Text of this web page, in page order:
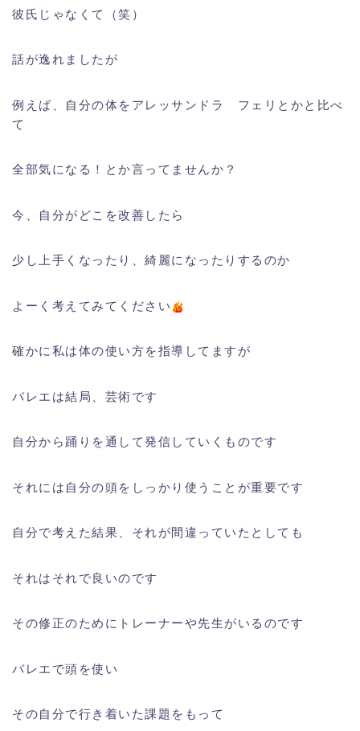
彼氏じゃなくて（笑）
話が逸れましたが
例えば、自分の体をアレッサンドラ フェリとかと比べ
て
全部気になる！とか言ってませんか？
今、自分がどこを改善したら
少し上手くなったり、綺麗になったりするのか
よーく考えてみてください
確かに私は体の使い方を指導してますが
バレエは結局、芸術です
自分から踊りを通して発信していくものです
それには自分の頭をしっかり使うことが重要です
自分で考えた結果、それが間違っていたとしても
それはそれで良いのです
その修正のためにトレーナーや先生がいるのです
バレエで頭を使い
その自分で行き着いた課題をもって